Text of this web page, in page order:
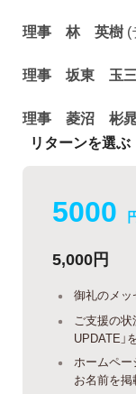
理事 林 英樹 (
理事 坂東 玉
理事 菱沼 彬
リターンを選ぶ
5000
5,000円
御礼のメッ
ご支援の
UPDATE」
ホームペー
お名前を掲